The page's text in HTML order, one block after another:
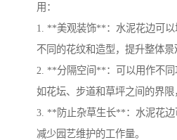
用：
1. **美观装饰**：水泥花边可
不同的花纹和造型，提升整体景
2. **分隔空间**：可以用作不
如花坛、步道和草坪之间的界限
3. **防止杂草生长**：水泥花边
减少园艺维护的工作量。